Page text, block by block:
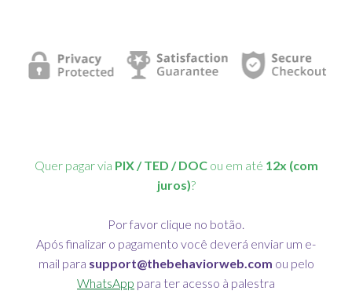
Quer pagar via PIX / TED / DOCou em até 12x (com
juros)?
Por favor clique no botão.
Após finalizar o pagamento você deverá enviar um e-
mail para support@thebehaviorweb.com ou pelo
WhatsApp para ter acesso à palestra